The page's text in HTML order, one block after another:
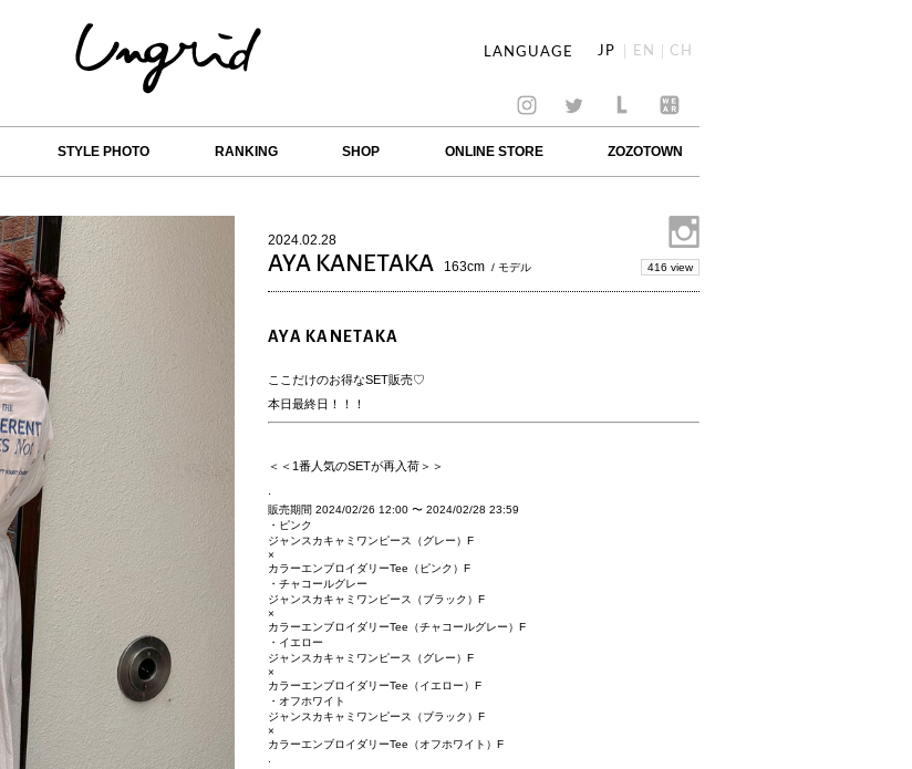
LANGUAGE JP EN CH
STYLE PHOTO RANKING SHOP ONLINE STORE ZOZOTOWN
2024.02.28
AYA KANETAKA 163cm / モデル 416 view
AYA KANETAKA
ここだけのお得なSET販売♡
本日最終日！！！
＜＜1番人気のSETが再入荷＞＞
販売期間 2024/02/26 12:00〜 2024/02/28 23:59
・ピンク
ジャンスカキャミワンピース（グレー）F
×
カラーエンブロイダリーTee（ピンク）F
・チャコールグレー
ジャンスカキャミワンピース（ブラック）F
×
カラーエンブロイダリーTee（チャコールグレー）F
・イエロー
ジャンスカキャミワンピース（グレー）F
×
カラーエンブロイダリーTee（イエロー）F
・オフホワイト
ジャンスカキャミワンピース（ブラック）F
×
カラーエンブロイダリーTee（オフホワイト）F